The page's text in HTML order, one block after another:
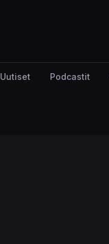
Uutiset Podcastit